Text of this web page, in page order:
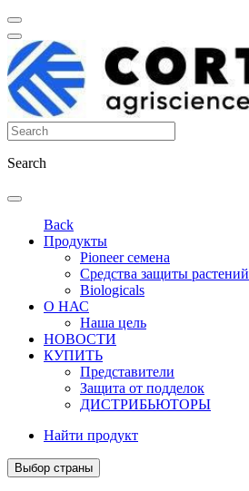
Search
Back
Продукты
Pioneer семена
Средства защиты растений
Biologicals
О НАС
Наша цель
НОВОСТИ
КУПИТЬ
Представители
Защита от подделок
ДИСТРИБЬЮТОРЫ
Найти продукт
Выбор страны